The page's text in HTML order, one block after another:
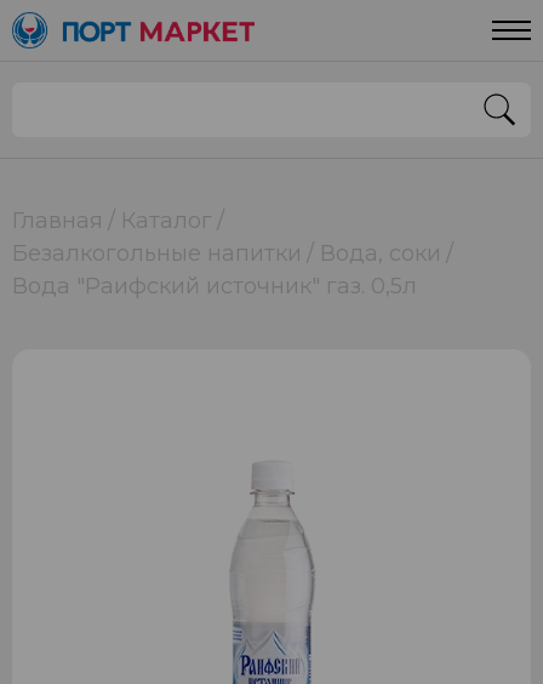
Главная
Каталог
Безалкогольные напитки
Вода, соки
Вода "Раифский источник" газ. 0,5л